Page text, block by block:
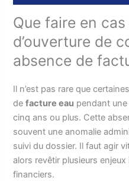
Que faire en
d’ouverture de
absence de
Il n’est pas rare que
defacture eau pendant
cinq ans ou plus. Cette
souvent une anomalie
suivi du dossier. Il faut agir
alors revêtir plusieurs
financiers.